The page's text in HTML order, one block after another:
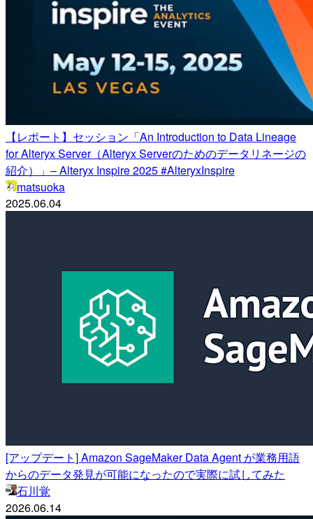
【レポート】セッション「An Introduction to Data Lineage
for Alteryx Server（Alteryx Serverのためのデータリネージの
紹介）」– Alteryx Inspire 2025 #AlteryxInspire
matsuoka
2025.06.04
[アップデート] Amazon SageMaker Data Agent が業務用語
からのデータ発見が可能になったので実際に試してみた
石川覚
2026.06.14